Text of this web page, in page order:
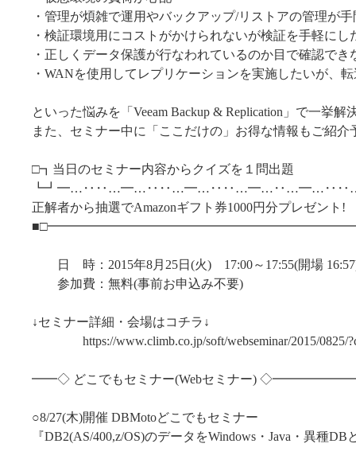
・管理が煩雑で運用やバックアップ/リストアの管理が手
・検証環境用にコストがかけられないが検証を手軽にし
・正しくデータ保護が行なわれているのか目で確認でき
・WANを使用してレプリケーションを実施したいが、
といった悩みを「Veeam Backup & Replication」で一挙解
また、セミナー中に「ここだけの」お得な情報もご紹介
□┓当日のセミナー内容からクイズを１問出題
正解者から抽選でAmazonギフト券1000円分プレ
日 時：2015年8月25日(火) 17:00～17:55(開場
参加費：無料(事前お申込み不要)
↓セミナー詳細・会場はコチラ↓
https://www.climb.co.jp/soft/webseminar/2015/0825/
━━◇ どこでもセミナー(Webセミナー)
○8/27(木)開催 DBMotoどこでもセミナー
『DB2(AS/400,z/OS)のデータをWindows・Java・異種